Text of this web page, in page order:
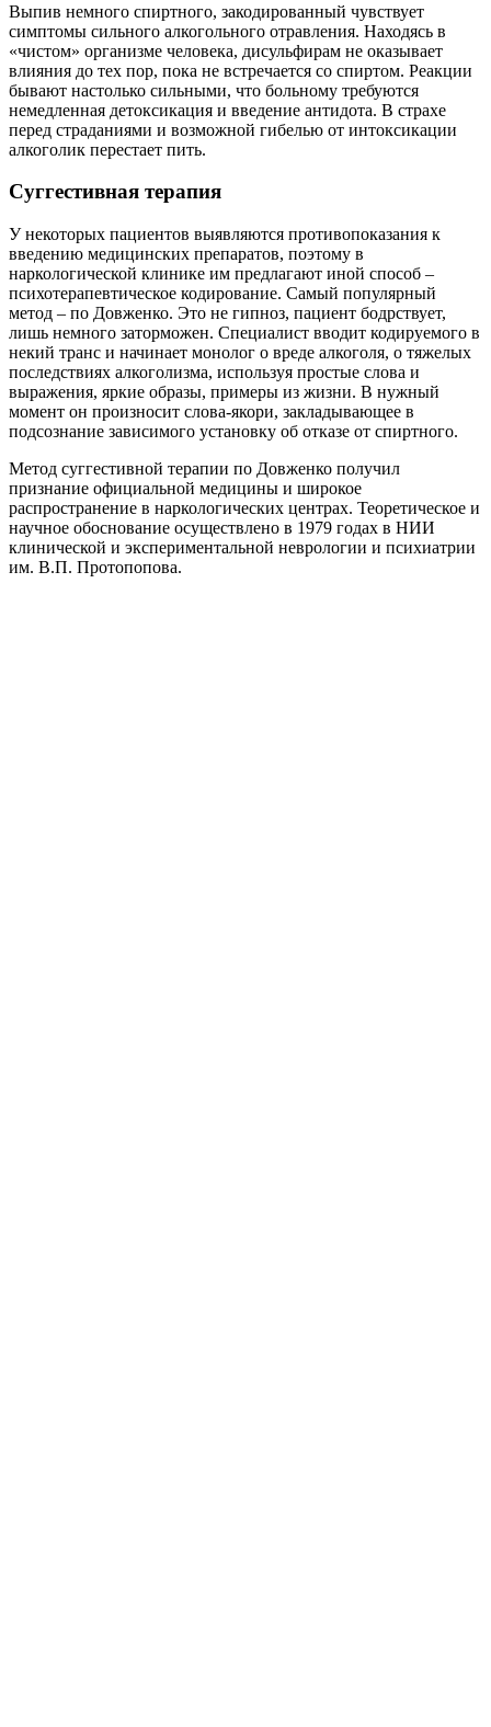
Выпив немного спиртного, закодированный чувствует
симптомы сильного алкогольного отравления. Находясь в
«чистом» организме человека, дисульфирам не оказывает
влияния до тех пор, пока не встречается со спиртом. Реакции
бывают настолько сильными, что больному требуются
немедленная детоксикация и введение антидота. В страхе
перед страданиями и возможной гибелью от интоксикации
алкоголик перестает пить.
Суггестивная терапия
У некоторых пациентов выявляются противопоказания к
введению медицинских препаратов, поэтому в
наркологической клинике им предлагают иной способ –
психотерапевтическое кодирование. Самый популярный
метод – по Довженко. Это не гипноз, пациент бодрствует,
лишь немного заторможен. Специалист вводит кодируемого в
некий транс и начинает монолог о вреде алкоголя, о тяжелых
последствиях алкоголизма, используя простые слова и
выражения, яркие образы, примеры из жизни. В нужный
момент он произносит слова-якори, закладывающее в
подсознание зависимого установку об отказе от спиртного.
Метод суггестивной терапии по Довженко получил
признание официальной медицины и широкое
распространение в наркологических центрах. Теоретическое и
научное обоснование осуществлено в 1979 годах в НИИ
клинической и экспериментальной неврологии и психиатрии
им. В.П. Протопопова.